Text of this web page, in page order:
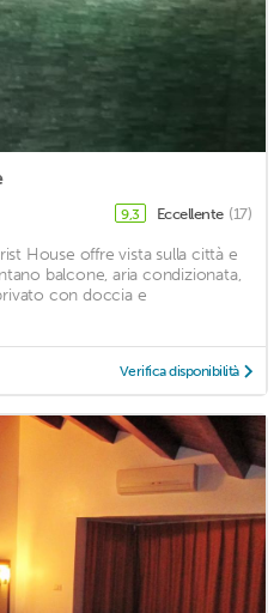
9,3 Eccellente (17)
House offre vista sulla città e
balcone, aria condizionata,
con doccia e
Verifica disponibilità